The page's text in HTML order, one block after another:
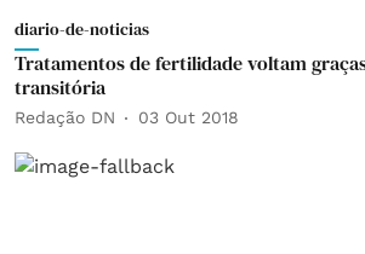
diario-de-noticias
Tratamentos de fertilidade voltam
transitória
Redação DN 03 Out 2018